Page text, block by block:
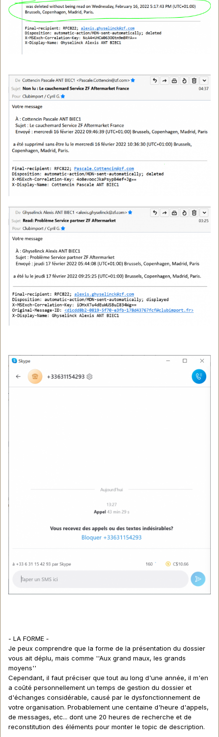
- LA FORME -
Je peux comprendre que la forme de la présentation du dossier
vous ait déplu, mais comme ''Aux grand maux, les grands
moyens''
Cependant, il faut préciser que tout au long d'une année, il m'en
a coûté personnellement un temps de gestion du dossier et
d'échanges considérable, causé par le dysfonctionnement de
votre organisation. Probablement une centaine d'heure d'appels,
de messages, etc... dont une 20 heures de recherche et de
reconstitution des éléments pour monter le topic de description.